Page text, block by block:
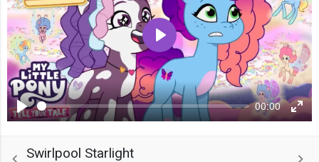
Воспроизвести
00:00
Воспроизвести
Swirlpool Starlight